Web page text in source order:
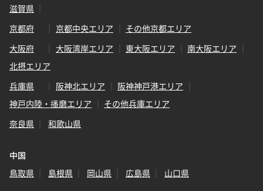
滋賀県
京都府
京都中央エリア
その他京都エリア
大阪府
大阪湾岸エリア 東大阪エリア
南大阪エリア
北摂エリア
兵庫県
阪神北エリア
阪神神戸港エリア
神戸内陸・播磨エリア
その他兵庫エリア
奈良県
和歌山県
中国
鳥取県
島根県 岡山県 広島県 山口県